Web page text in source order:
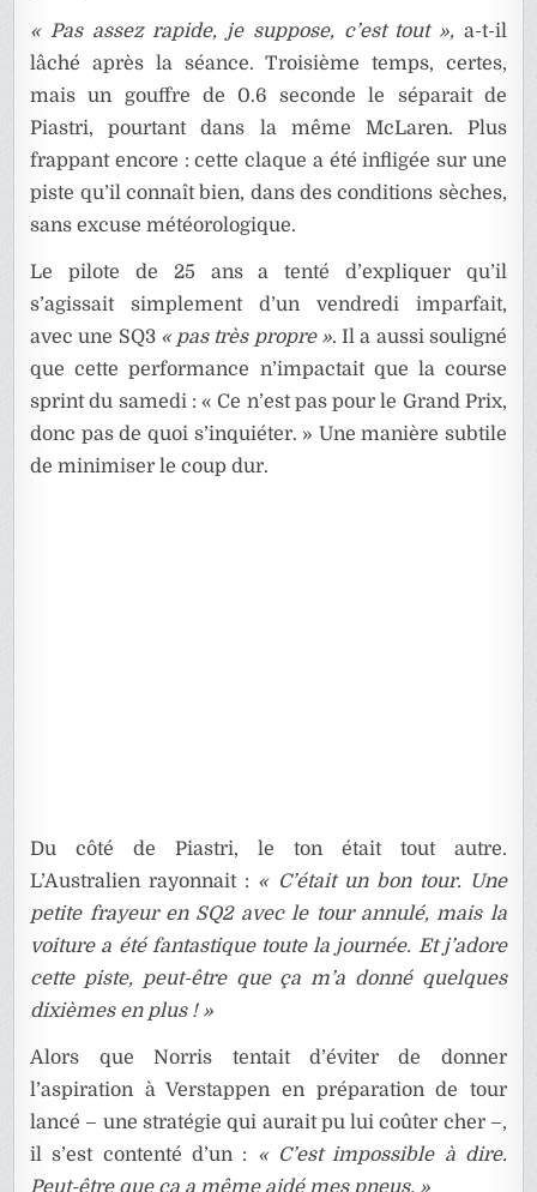
« Pas assez rapide, je suppose, c’est tout », a-t-il
lâché après la séance. Troisième temps, certes,
mais un gouffre de 0.6 seconde le séparait de
Piastri, pourtant dans la même McLaren. Plus
frappant encore : cette claque a été infligée sur une
piste qu’il connaît bien, dans des conditions sèches,
sans excuse météorologique.
Le pilote de 25 ans a tenté d’expliquer qu’il
s’agissait simplement d’un vendredi imparfait,
avec une SQ3 « pas très propre ». Il a aussi souligné
que cette performance n’impactait que la course
sprint du samedi : « Ce n’est pas pour le Grand Prix,
donc pas de quoi s’inquiéter. » Une manière subtile
de minimiser le coup dur.
Du côté de Piastri, le ton était tout autre.
L’Australien rayonnait : « C’était un bon tour. Une
petite frayeur en SQ2 avec le tour annulé, mais la
voiture a été fantastique toute la journée. Et j’adore
cette piste, peut-être que ça m’a donné quelques
dixièmes en plus ! »
Alors que Norris tentait d’éviter de donner
l’aspiration à Verstappen en préparation de tour
lancé – une stratégie qui aurait pu lui coûter cher –,
il s’est contenté d’un : « C’est impossible à dire.
Peut-être que ça a même aidé mes pneus. »